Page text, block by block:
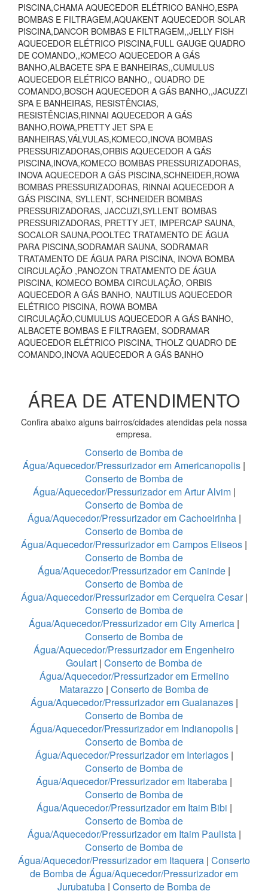
PISCINA,CHAMA AQUECEDOR ELÉTRICO BANHO,ESPA
BOMBAS E FILTRAGEM,AQUAKENT AQUECEDOR SOLAR
PISCINA,DANCOR BOMBAS E FILTRAGEM,,JELLY FISH
AQUECEDOR ELÉTRICO PISCINA,FULL GAUGE QUADRO
DE COMANDO,,KOMECO AQUECEDOR A GÁS
BANHO,ALBACETE SPA E BANHEIRAS,,CUMULUS
AQUECEDOR ELÉTRICO BANHO,, QUADRO DE
COMANDO,BOSCH AQUECEDOR A GÁS BANHO,,JACUZZI
SPA E BANHEIRAS, RESISTÊNCIAS,
RESISTÊNCIAS,RINNAI AQUECEDOR A GÁS
BANHO,ROWA,PRETTY JET SPA E
BANHEIRAS,VÁLVULAS,KOMECO,INOVA BOMBAS
PRESSURIZADORAS,ORBIS AQUECEDOR A GÁS
PISCINA,INOVA,KOMECO BOMBAS PRESSURIZADORAS,
INOVA AQUECEDOR A GÁS PISCINA,SCHNEIDER,ROWA
BOMBAS PRESSURIZADORAS, RINNAI AQUECEDOR A
GÁS PISCINA, SYLLENT, SCHNEIDER BOMBAS
PRESSURIZADORAS, JACCUZI,SYLLENT BOMBAS
PRESSURIZADORAS, PRETTY JET, IMPERCAP SAUNA,
SOCALOR SAUNA,POOLTEC TRATAMENTO DE ÁGUA
PARA PISCINA,SODRAMAR SAUNA, SODRAMAR
TRATAMENTO DE ÁGUA PARA PISCINA, INOVA BOMBA
CIRCULAÇÃO ,PANOZON TRATAMENTO DE ÁGUA
PISCINA, KOMECO BOMBA CIRCULAÇÃO, ORBIS
AQUECEDOR A GÁS BANHO, NAUTILUS AQUECEDOR
ELÉTRICO PISCINA, ROWA BOMBA
CIRCULAÇÃO,CUMULUS AQUECEDOR A GÁS BANHO,
ALBACETE BOMBAS E FILTRAGEM, SODRAMAR
AQUECEDOR ELÉTRICO PISCINA, THOLZ QUADRO DE
COMANDO,INOVA AQUECEDOR A GÁS BANHO
ÁREA DE ATENDIMENTO
Confira abaixo alguns bairros/cidades atendidas pela nossa
empresa.
Conserto de Bomba de
Água/Aquecedor/Pressurizador em Americanopolis |
Conserto de Bomba de
Água/Aquecedor/Pressurizador em Artur Alvim |
Conserto de Bomba de
Água/Aquecedor/Pressurizador em Cachoeirinha|
Conserto de Bomba de
Água/Aquecedor/Pressurizador em Campos Eliseos |
Conserto de Bomba de
Água/Aquecedor/Pressurizador em Caninde |
Conserto de Bomba de
Água/Aquecedor/Pressurizador em Cerqueira Cesar|
Conserto de Bomba de
Água/Aquecedor/Pressurizador em City America |
Conserto de Bomba de
Água/Aquecedor/Pressurizador em Engenheiro
Goulart | Conserto de Bomba de
Água/Aquecedor/Pressurizador em Ermelino
Matarazzo | Conserto de Bomba de
Água/Aquecedor/Pressurizador em Guaianazes|
Conserto de Bomba de
Água/Aquecedor/Pressurizador em Indianopolis |
Conserto de Bomba de
Água/Aquecedor/Pressurizador em Interlagos|
Conserto de Bomba de
Água/Aquecedor/Pressurizador em Itaberaba |
Conserto de Bomba de
Água/Aquecedor/Pressurizador em Itaim Bibi |
Conserto de Bomba de
Água/Aquecedor/Pressurizador em Itaim Paulista |
Conserto de Bomba de
Água/Aquecedor/Pressurizador em Itaquera | Conserto
de Bomba de Água/Aquecedor/Pressurizador em
Jurubatuba | Conserto de Bomba de